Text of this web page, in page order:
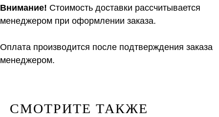
Внимание! Стоимость доставки рассчитывается
менеджером при оформлении заказа.
Оплата производится после подтверждения заказа
менеджером.
СМОТРИТЕ ТАКЖЕ